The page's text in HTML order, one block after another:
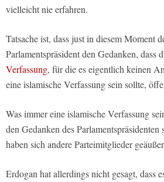
vielleicht nie erfahren.
Tatsache ist, dass just in diesem Moment
Parlamentspräsident den Gedanken, dass
Verfassung, für die es eigentlich keinen
eine islamische Verfassung sein sollte,
Was immer eine islamische Verfassung
den Gedanken des
haben sich andere Parteimitglieder
Erdogan hat allerdings nicht gesagt, dass